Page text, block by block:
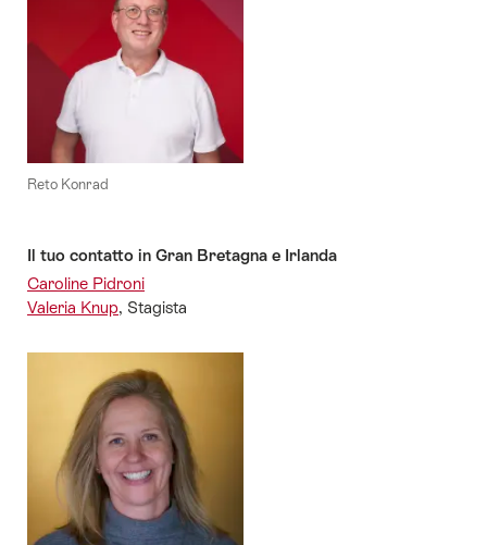
Reto Konrad
Il tuo contatto in Gran Bretagna e Irlanda
Caroline Pidroni
Valeria Knup, Stagista